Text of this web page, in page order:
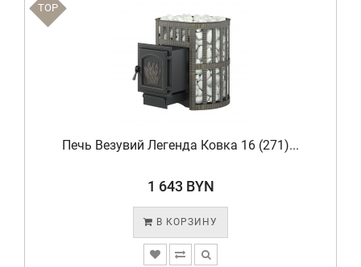
TOP
Печь Везувий Легенда Ковка 16 (271)...
1 643 BYN
В КОРЗИНУ